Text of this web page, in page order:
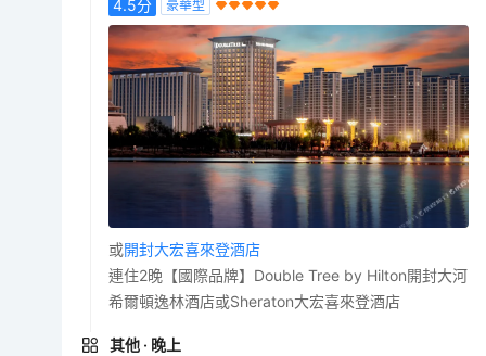
4.5分 豪華型
或開封大宏喜來登酒店
連住2晚【國際品牌】Double Tree by Hilton開封大河
希爾頓逸林酒店或Sheraton大宏喜來登酒店
其他 · 晚上